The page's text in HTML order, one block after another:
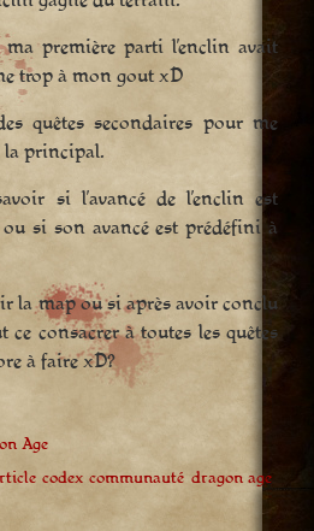
première parti l’enclin avait
trop à mon gout xD
quêtes secondaires pour me
la principal.
si l’avancé de l’enclin est
si son avancé est prédéfini à
la map ou si après avoir conclu
consacrer à toutes les quêtes
à faire xD?
Age
codex communauté dragon age